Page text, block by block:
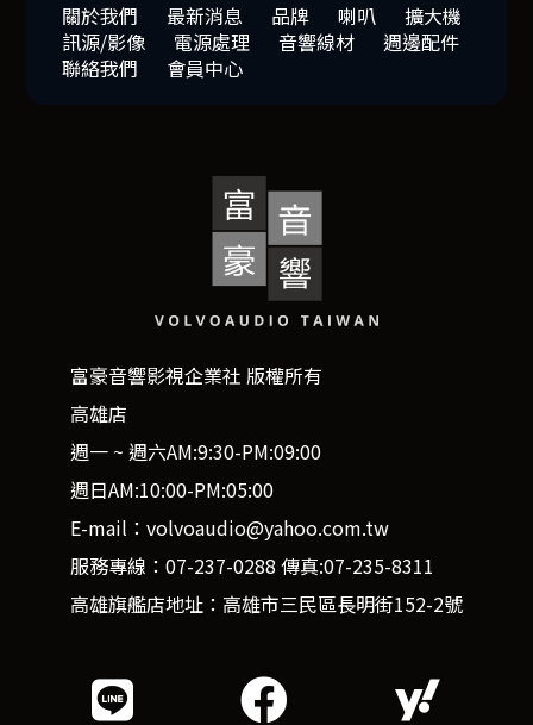
關於我們 最新消息 品牌 喇叭
擴大機
訊源/影像
電源處理 音響線材
週邊配件
聯絡我們
會員中心
富豪音響影視企業社 版權所有
高雄店
週一 ~ 週六AM:9:30-PM:09:00
週日AM:10:00-PM:05:00
E-mail：volvoaudio@yahoo.com.tw
服務專線：07-237-0288 傳真:07-235-8311
高雄旗艦店地址：高雄市三民區長明街152-2號